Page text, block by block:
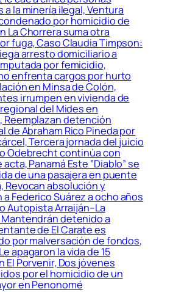
a la minería ilegal, Ventura
por homicidio de
La Chorrera suma otra
fuga, Caso Claudia Timpson:
arresto domiciliario a
por femicidio,
enfrenta cargos por hurto
en Minsa de Colón,
irrumpen en vivienda de
del Mides en
Reemplazan detención
de Abraham Rico Pineda por
Tercera jornada del juicio
Odebrecht continúa con
Panamá Este ”Diablo” se
de una pasajera en puente
Revocan absolución y
Federico Suárez a ocho años
Autopista Arraiján–La
detenido a
de El Carate es
por malversación de fondos,
apagaron la vida de 15
El Porvenir, Dos jóvenes
por el homicidio de un
en Penonomé